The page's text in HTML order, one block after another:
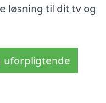
løsning til dit tv og
uforpligtende